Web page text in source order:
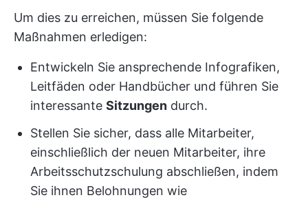
Um dies zu erreichen, müssen Sie folgende
Maßnahmen erledigen:
Entwickeln Sie ansprechende Infografiken,
Leitfäden oder Handbücher und führen Sie
interessante Sitzungen durch.
Stellen Sie sicher, dass alle Mitarbeiter,
einschließlich der neuen Mitarbeiter, ihre
Arbeitsschutzschulung abschließen, indem
Sie ihnen Belohnungen wie